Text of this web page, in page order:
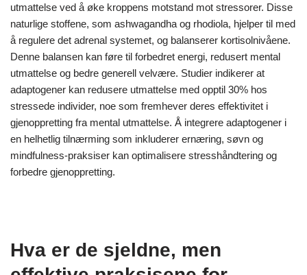
utmattelse ved å øke kroppens motstand mot stressorer. Disse
naturlige stoffene, som ashwagandha og rhodiola, hjelper til med
å regulere det adrenal systemet, og balanserer kortisolnivåene.
Denne balansen kan føre til forbedret energi, redusert mental
utmattelse og bedre generell velvære. Studier indikerer at
adaptogener kan redusere utmattelse med opptil 30% hos
stressede individer, noe som fremhever deres effektivitet i
gjenoppretting fra mental utmattelse. Å integrere adaptogener i
en helhetlig tilnærming som inkluderer ernæring, søvn og
mindfulness-praksiser kan optimalisere stresshåndtering og
forbedre gjenoppretting.